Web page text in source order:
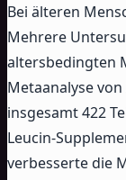
Bei älteren
Mehrere
altersbedingten
Metaanalyse
insgesamt 422
Leucin-
verbesserte die